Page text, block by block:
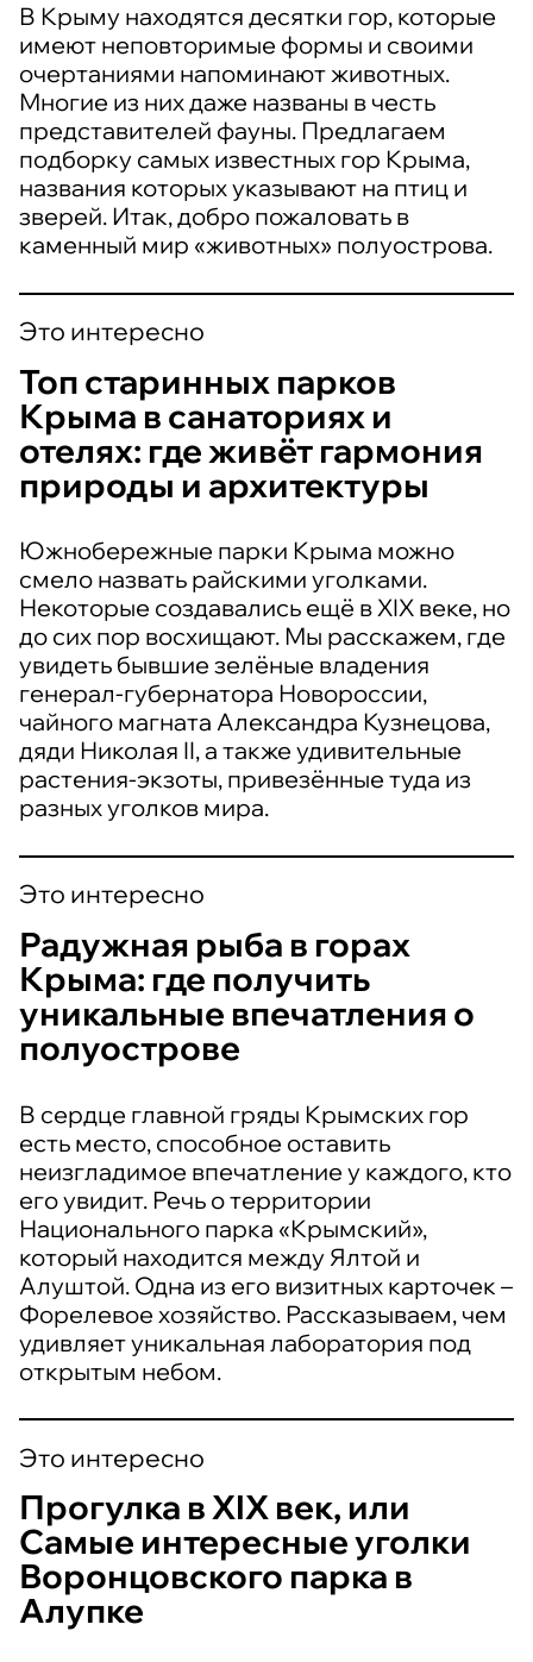
В Крыму находятся десятки гор, которые
имеют неповторимые формы и своими
очертаниями напоминают животных.
Многие из них даже названы в честь
представителей фауны. Предлагаем
подборку самых известных гор Крыма,
названия которых указывают на птиц и
зверей. Итак, добро пожаловать в
каменный мир «животных» полуострова.
Это интересно
Топ старинных парков
Крыма в санаториях и
отелях: где живёт гармония
природы и архитектуры
Южнобережные парки Крыма можно
смело назвать райскими уголками.
Некоторые создавались ещё в XIX веке, но
до сих пор восхищают. Мы расскажем, где
увидеть бывшие зелёные владения
генерал-губернатора Новороссии,
чайного магната Александра Кузнецова,
дяди Николая II, а также удивительные
растения-экзоты, привезённые туда из
разных уголков мира.
Это интересно
Радужная рыба в горах
Крыма: где получить
уникальные впечатления о
полуострове
В сердце главной гряды Крымских гор
есть место, способное оставить
неизгладимое впечатление у каждого, кто
его увидит. Речь о территории
Национального парка «Крымский»,
который находится между Ялтой и
Алуштой. Одна из его визитных карточек –
Форелевое хозяйство. Рассказываем, чем
удивляет уникальная лаборатория под
открытым небом.
Это интересно
Прогулка в XIX век, или
Самые интересные уголки
Воронцовского парка в
Алупке